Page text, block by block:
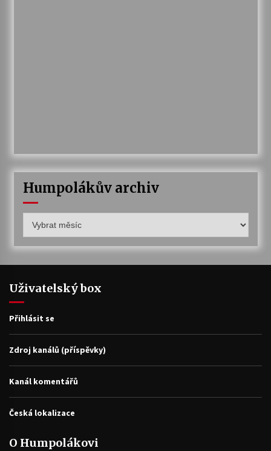
Humpolákův archiv
archiv
Uživatelský box
Přihlásit se
Zdroj kanálů (příspěvky)
Kanál komentářů
Česká lokalizace
O Humpolákovi